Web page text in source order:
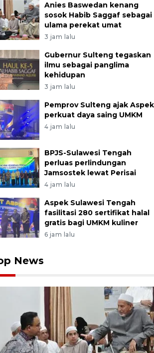
Anies Baswedan kenang
sosok Habib Saggaf sebagai
ulama perekat umat
3 jam lalu
Gubernur Sulteng tegaskan
ilmu sebagai panglima
kehidupan
3 jam lalu
Pemprov Sulteng ajak Aspek
perkuat daya saing UMKM
4 jam lalu
BPJS-Sulawesi Tengah
perluas perlindungan
Jamsostek lewat Perisai
4 jam lalu
Aspek Sulawesi Tengah
fasilitasi 280 sertifikat halal
gratis bagi UMKM kuliner
6 jam lalu
News